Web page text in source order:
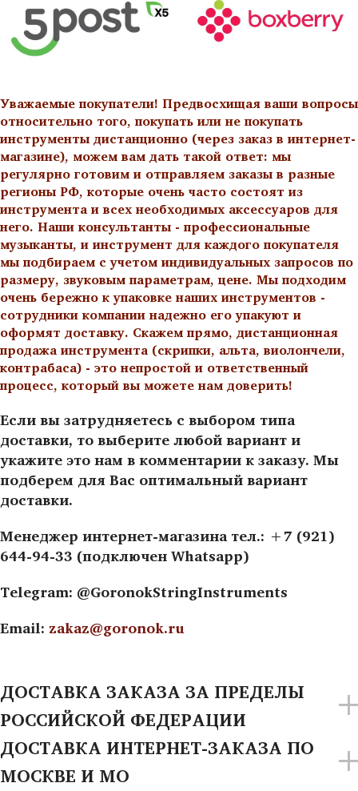
Уважаемые покупатели! Предвосхищая ваши вопросы
относительно того, покупать или не покупать
инструменты дистанционно (через заказ в интернет-
магазине), можем вам дать такой ответ: мы
регулярно готовим и отправляем заказы в разные
регионы РФ, которые очень часто состоят из
инструмента и всех необходимых аксессуаров для
него. Наши консультанты - профессиональные
музыканты, и инструмент для каждого покупателя
мы подбираем с учетом индивидуальных запросов по
размеру, звуковым параметрам, цене. Мы подходим
очень бережно к упаковке наших инструментов -
сотрудники компании надежно его упакуют и
оформят доставку. Скажем прямо, дистанционная
продажа инструмента (скрипки, альта, виолончели,
контрабаса) - это непростой и ответственный
процесс, который вы можете нам доверить!
Если вы затрудняетесь с выбором типа
доставки, то выберите любой вариант и
укажите это нам в комментарии к заказу. Мы
подберем для Вас оптимальный вариант
доставки.
Менеджер интернет-магазина тел.: +7 (921)
644-94-33 (подключен Whatsapp)
Telegram: @GoronokStringInstruments
Email: zakaz@goronok.ru
ДОСТАВКА ЗАКАЗА ЗА ПРЕДЕЛЫ
РОССИЙСКОЙ ФЕДЕРАЦИИ
ДОСТАВКА ИНТЕРНЕТ-ЗАКАЗА ПО
МОСКВЕ И МО